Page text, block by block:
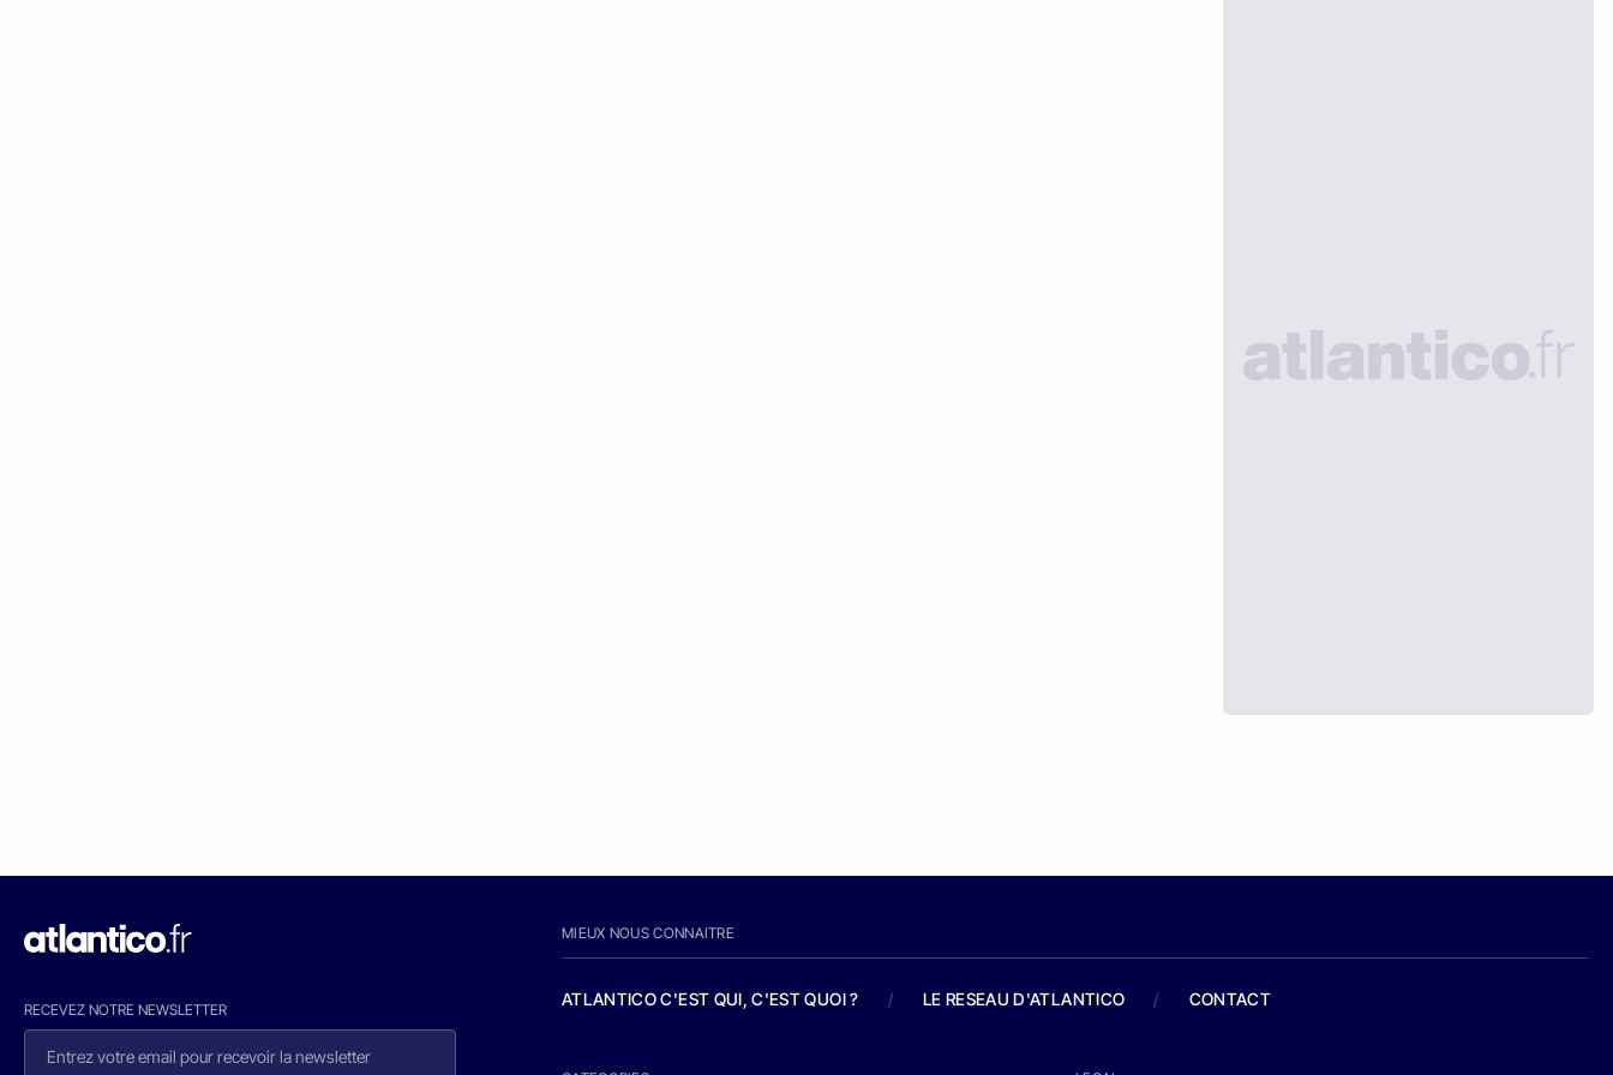
RECEVEZ NOTRE NEWSLETTER
MIEUX NOUS CONNAITRE
ATLANTICO C'EST QUI, C'EST QUOI ? / LE RESEAU D'ATLANTICO / CONTACT